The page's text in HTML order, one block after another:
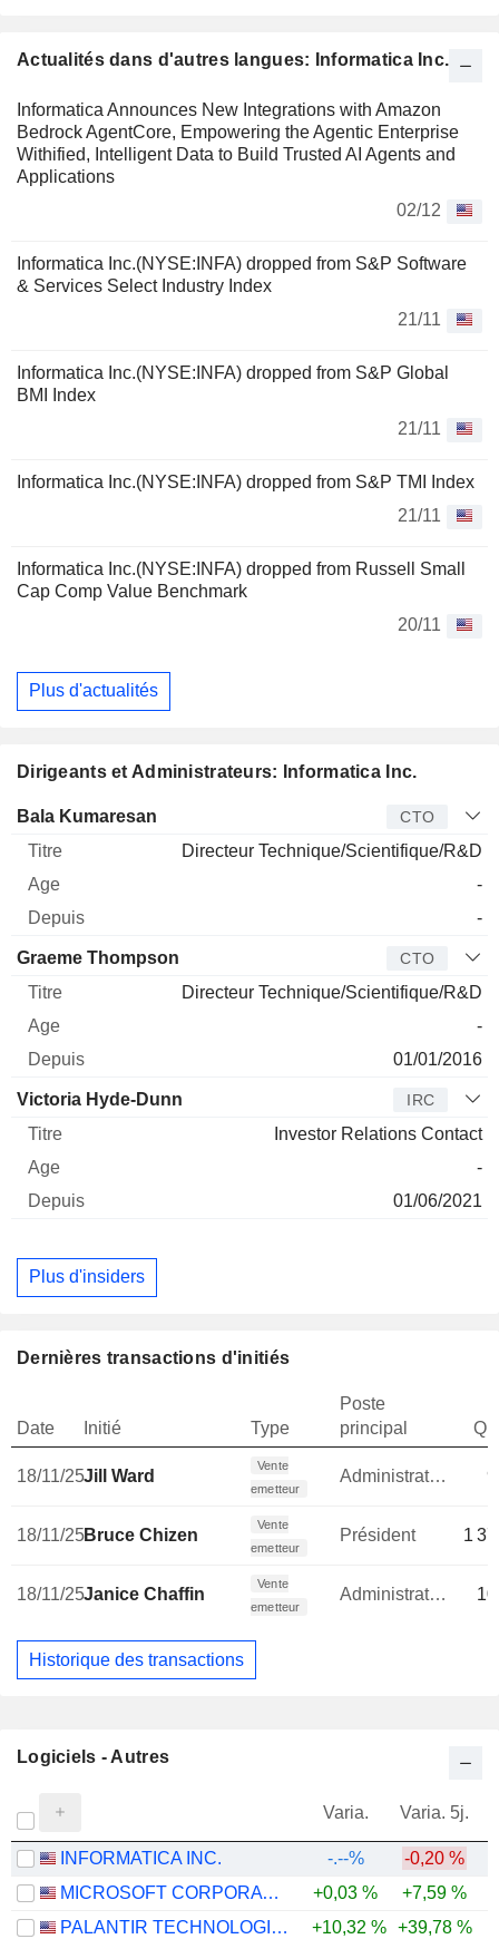
Actualités dans d'autres langues: Informatica Inc.
Informatica Announces New Integrations with Amazon
Bedrock AgentCore, Empowering the Agentic Enterprise
Withified, Intelligent Data to Build Trusted AI Agents and
Applications
02/12
Informatica Inc.(NYSE:INFA) dropped from S&P Software
& Services Select Industry Index
21/11
Informatica Inc.(NYSE:INFA) dropped from S&P Global
BMI Index
21/11
Informatica Inc.(NYSE:INFA) dropped from S&P TMI Index
21/11
Informatica Inc.(NYSE:INFA) dropped from Russell Small
Cap Comp Value Benchmark
20/11
Plus d'actualités
Dirigeants et Administrateurs: Informatica Inc.
Dirigeant Titre Age
Bala Kumaresan CTO
Directeur Technique/Scientifique/R&D
-
-
Graeme Thompson CTO
Directeur Technique/Scientifique/R&D
-
01/01/2016
Victoria Hyde-Dunn IRC
Investor Relations Contact
-
01/06/2021
Plus d'insiders
Dernières transactions d'initiés
Date Initié Type
Poste
principal
18/11/25Jill Ward
Vente
emetteur
Administrateur
18/11/25Bruce Chizen
Vente
emetteur
Président 1
18/11/25Janice Chaffin
Vente
emetteur
Administrateur
Historique des transactions
Logiciels - Autres
Varia. Varia. 5j.
INFORMATICA INC. -.--%
-0,20 %
MICROSOFT CORPORATION
+0,03 % +7,59 %
PALANTIR TECHNOLOGIES INC.
+10,32 % +39,78 %